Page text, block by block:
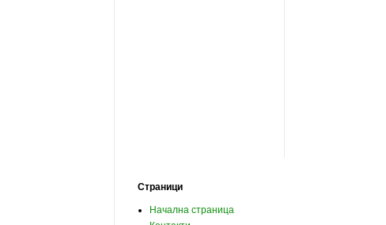
Страници
Начална страница